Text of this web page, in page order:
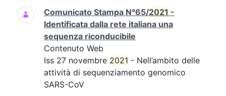
Comunicato Stampa N°65/2021 -
Identificata dalla rete italiana una
sequenza riconducibile
Contenuto Web
Iss 27 novembre 2021 - Nell’ambito delle
attività di sequenziamento genomico
SARS-CoV